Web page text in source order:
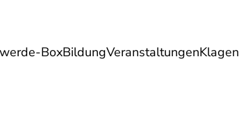
BoxBildungVeranstaltungenKlagen
Gesundheit Energie Reise